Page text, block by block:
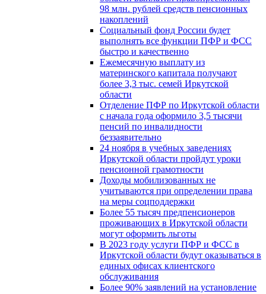
98 млн. рублей средств пенсионных
накоплений
Социальный фонд России будет
выполнять все функции ПФР и ФСС
быстро и качественно
Ежемесячную выплату из
материнского капитала получают
более 3,3 тыс. семей Иркутской
области
Отделение ПФР по Иркутской области
с начала года оформило 3,5 тысячи
пенсий по инвалидности
беззаявительно
24 ноября в учебных заведениях
Иркутской области пройдут уроки
пенсионной грамотности
Доходы мобилизованных не
учитываются при определении права
на меры соцподдержки
Более 55 тысяч предпенсионеров
проживающих в Иркутской области
могут оформить льготы
В 2023 году услуги ПФР и ФСС в
Иркутской области будут оказываться в
единых офисах клиентского
обслуживания
Более 90% заявлений на установление